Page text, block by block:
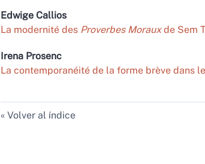
Edwige Callios
La modernité des Proverbes Morauxde Sem
Irena Prosenc
La contemporanéité de la forme brève dans
Volver al índice